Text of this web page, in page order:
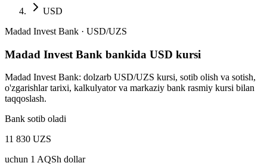
USD
Madad Invest Bank · USD/UZS
Madad Invest Bank bankida USD kursi
Madad Invest Bank: dolzarb USD/UZS kursi, sotib olish va sotish,
o'zgarishlar tarixi, kalkulyator va markaziy bank rasmiy kursi bilan
taqqoslash.
Bank sotib oladi
11 830 UZS
uchun 1 AQSh dollar